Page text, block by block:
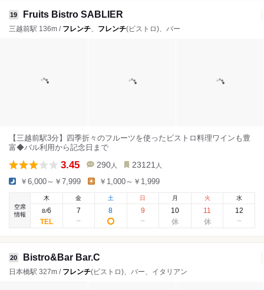
19 Fruits Bistro SABLIER
三越前駅 136m / フレンチ、 フレンチ(ビストロ)、バー
【三越前駅3分】四季折々のフルーツを使ったビストロ料理ワインも豊
富◆バル利用から記念日まで
3.45 290 人 23121 人
￥6,000～￥7,999 ￥1,000～￥1,999
空席
情報
木
8/6
金
7
土
8
日
9
月
10
火
11
水
12
20 Bistro&Bar Bar.C
日本橋駅 327m / フレンチ(ビストロ)、バー、イタリアン